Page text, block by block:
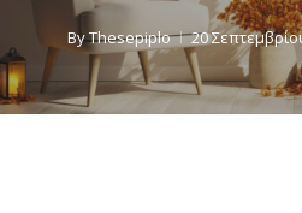
ByThesepiplo 20